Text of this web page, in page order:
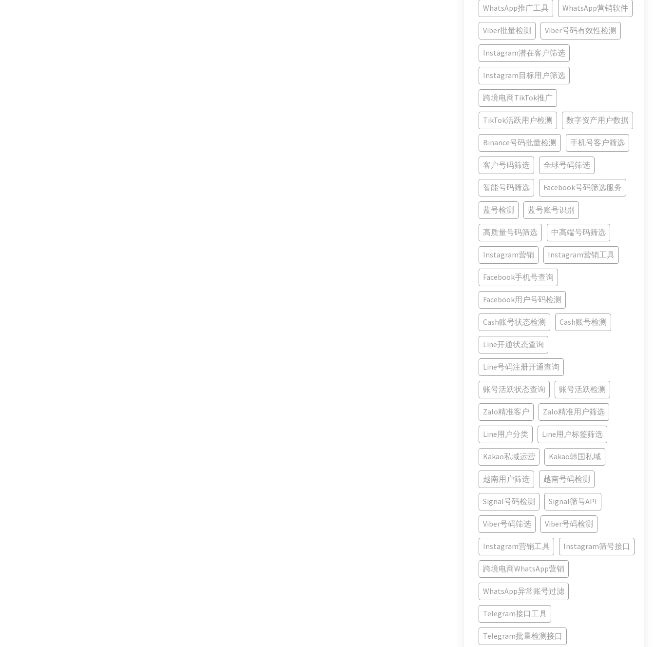
WhatsApp推广工具 WhatsApp营销软件
Viber批量检测 Viber号码有效性检测
Instagram潜在客户筛选
Instagram目标用户筛选
跨境电商TikTok推广
TikTok活跃用户检测 数字资产用户数据
Binance号码批量检测 手机号客户筛选
客户号码筛选 全球号码筛选
智能号码筛选 Facebook号码筛选服务
蓝号检测 蓝号账号识别
高质量号码筛选 中高端号码筛选
Instagram营销 Instagram营销工具
Facebook手机号查询
Facebook用户号码检测
Cash账号状态检测 Cash账号检测
Line开通状态查询
Line号码注册开通查询
账号活跃状态查询 账号活跃检测
Zalo精准客户 Zalo精准用户筛选
Line用户分类 Line用户标签筛选
Kakao私域运营 Kakao韩国私域
越南用户筛选 越南号码检测
Signal号码检测 Signal筛号API
Viber号码筛选 Viber号码检测
Instagram营销工具 Instagram筛号接口
跨境电商WhatsApp营销
WhatsApp异常账号过滤
Telegram接口工具
Telegram批量检测接口